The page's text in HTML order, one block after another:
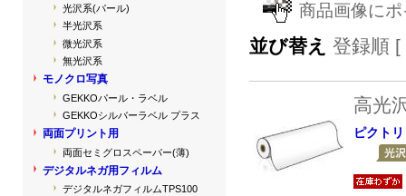
商品画像に
並び替え 登録順 [
高光
ピクト
光沢系(パール)
半光沢系
微光沢系
無光沢系
モノクロ写真
GEKKOパール・ラベル
GEKKOシルバーラベル プラス
両面プリント用
両面セミグロスペーパー(薄)
デジタルネガ用フィルム
デジタルネガフィルムTPS100